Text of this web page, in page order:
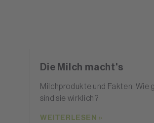
Die Milch macht's
Milchprodukte und Fakten: Wie
sind sie wirklich?
WEITERLESEN »